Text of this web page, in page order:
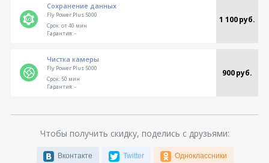
Сохранение данных
Fly Power Plus 5000 1 100 руб.
Срок:от 40 мин
Гарантия:-
Чистка камеры
Fly Power Plus 5000 900 руб.
Срок:50 мин
Гарантия:-
Чтобы получить скидку, поделись с друзьями:
Вконтакте Twitter Одноклассники